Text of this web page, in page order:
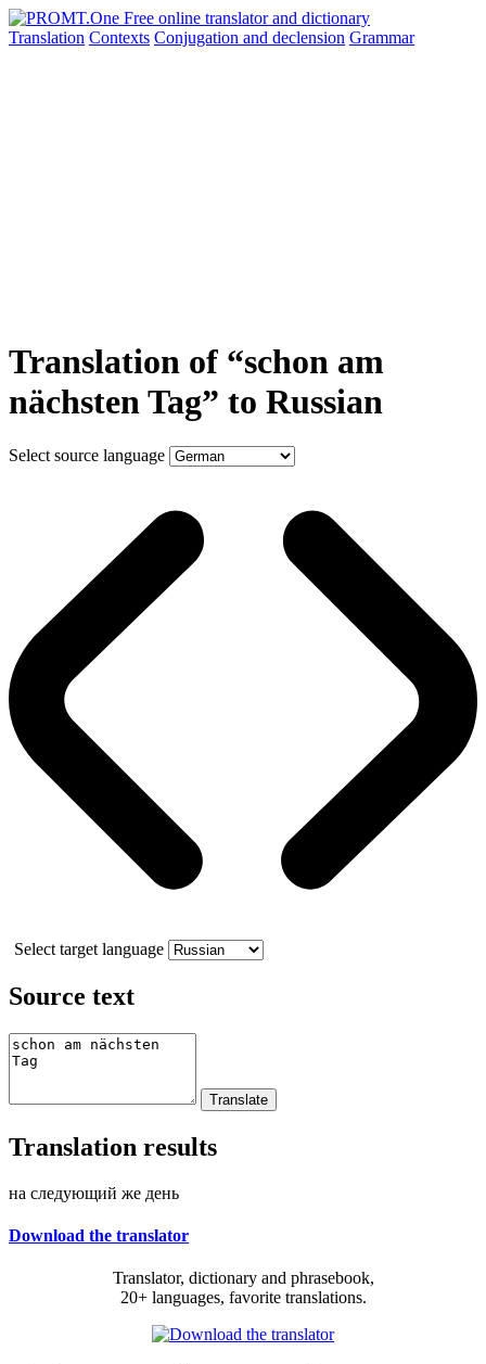
Translation Contexts Conjugation and declension Grammar
Translation of “schon am
nächsten Tag” to Russian
Select source language
Select target language
Source text
Translation results
на следующий же день
Download the translator
Translator, dictionary and phrasebook,
20+ languages, favorite translations.